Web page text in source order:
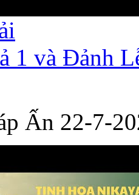
1 và Đảnh
Ấn 22-7-